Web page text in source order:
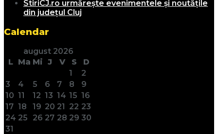
StiriCJ.ro urmărește evenimentele și noutățile
din județul Cluj
Calendar
august 2026
L Ma Mi J V S
D
1
2
3
4 5 6 7 8
9
10 11 12 13 14 15 16
17 18 19 20 21 22 23
24 25 26 27 28 29 30
31